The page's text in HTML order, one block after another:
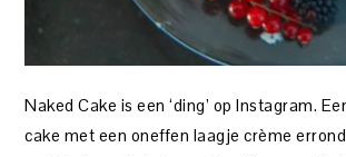
Naked Cake is een ‘ding’ op Instagram.
cake met een oneffen laagje crème